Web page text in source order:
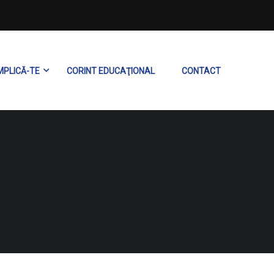
TE CORINT EDUCAŢIONAL CONTACT